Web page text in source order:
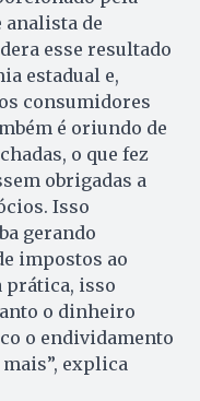
analista de
esse resultado
estadual e,
consumidores
é oriundo de
o que fez
obrigadas a
Isso
gerando
impostos ao
prática, isso
o dinheiro
o endividamento
explica